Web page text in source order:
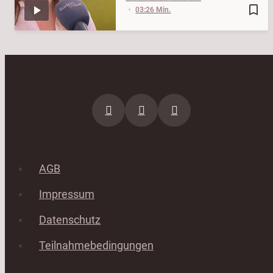
bookmark_border
03:26 Min.
AGB
Impressum
Datenschutz
Teilnahmebedingungen